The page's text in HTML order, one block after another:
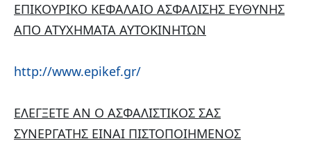
ΕΠΙΚΟΥΡΙΚΟ ΚΕΦΑΛΑΙΟ ΑΣΦΑΛΙΣΗΣ ΕΥΘΥΝΗΣ
ΑΠΟ ΑΤΥΧΗΜΑΤΑ ΑΥΤΟΚΙΝΗΤΩΝ
http://www.epikef.gr/
ΕΛΕΓΞΕΤΕ ΑΝ Ο ΑΣΦΑΛΙΣΤΙΚΟΣ ΣΑΣ
ΣΥΝΕΡΓΑΤΗΣ ΕΙΝΑΙ ΠΙΣΤΟΠΟΙΗΜΕΝΟΣ